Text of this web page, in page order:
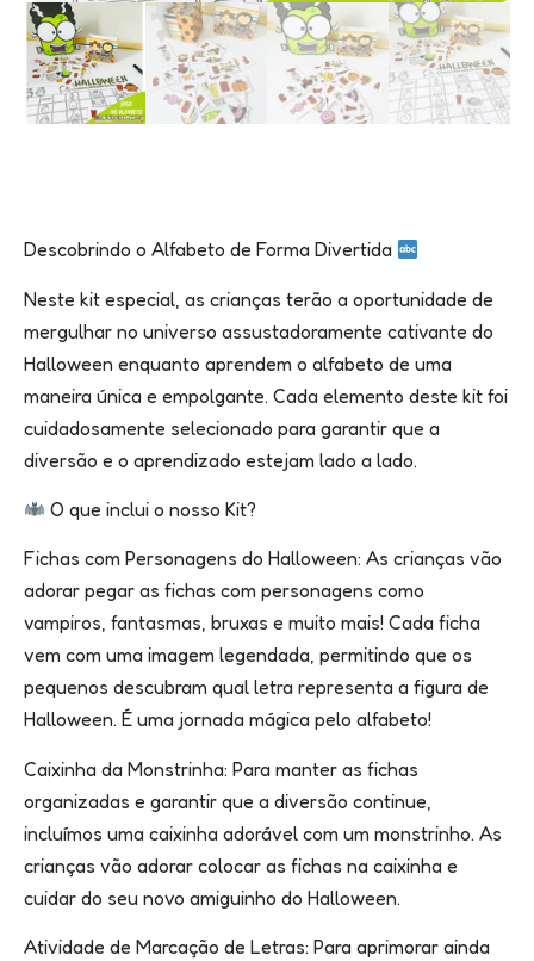
Descobrindo o Alfabeto de Forma Divertida
Neste kit especial, as crianças terão a oportunidade de
mergulhar no universo assustadoramente cativante do
Halloween enquanto aprendem o alfabeto de uma
maneira única e empolgante. Cada elemento deste kit foi
cuidadosamente selecionado para garantir que a
diversão e o aprendizado estejam lado a lado.
O que inclui o nosso Kit?
Fichas com Personagens do Halloween: As crianças vão
adorar pegar as fichas com personagens como
vampiros, fantasmas, bruxas e muito mais! Cada ficha
vem com uma imagem legendada, permitindo que os
pequenos descubram qual letra representa a figura de
Halloween. É uma jornada mágica pelo alfabeto!
Caixinha da Monstrinha: Para manter as fichas
organizadas e garantir que a diversão continue,
incluímos uma caixinha adorável com um monstrinho. As
crianças vão adorar colocar as fichas na caixinha e
cuidar do seu novo amiguinho do Halloween.
Atividade de Marcação de Letras: Para aprimorar ainda